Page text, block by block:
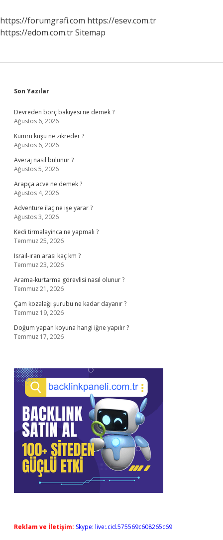
https://forumgrafi.com https://esev.com.tr
https://edom.com.trSitemap
Sidebar
Son Yazılar
Devreden borç bakiyesi ne demek ?
Ağustos 6, 2026
Kumru kuşu ne zikreder ?
Ağustos 6, 2026
Averaj nasıl bulunur ?
Ağustos 5, 2026
Arapça acve ne demek ?
Ağustos 4, 2026
Adventure ilaç ne işe yarar ?
Ağustos 3, 2026
Kedi tirmalayinca ne yapmalı ?
Temmuz 25, 2026
Israıl-ıran arası kaç km ?
Temmuz 23, 2026
Arama-kurtarma görevlisi nasıl olunur ?
Temmuz 21, 2026
Çam kozalağı şurubu ne kadar dayanır ?
Temmuz 19, 2026
Doğum yapan koyuna hangi iğne yapılır ?
Temmuz 17, 2026
Reklam ve İletişim: Skype: live:.cid.575569c608265c69